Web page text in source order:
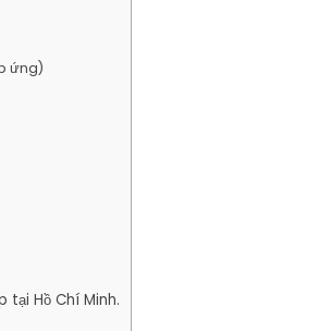
ứng)
Hồ Chí Minh.